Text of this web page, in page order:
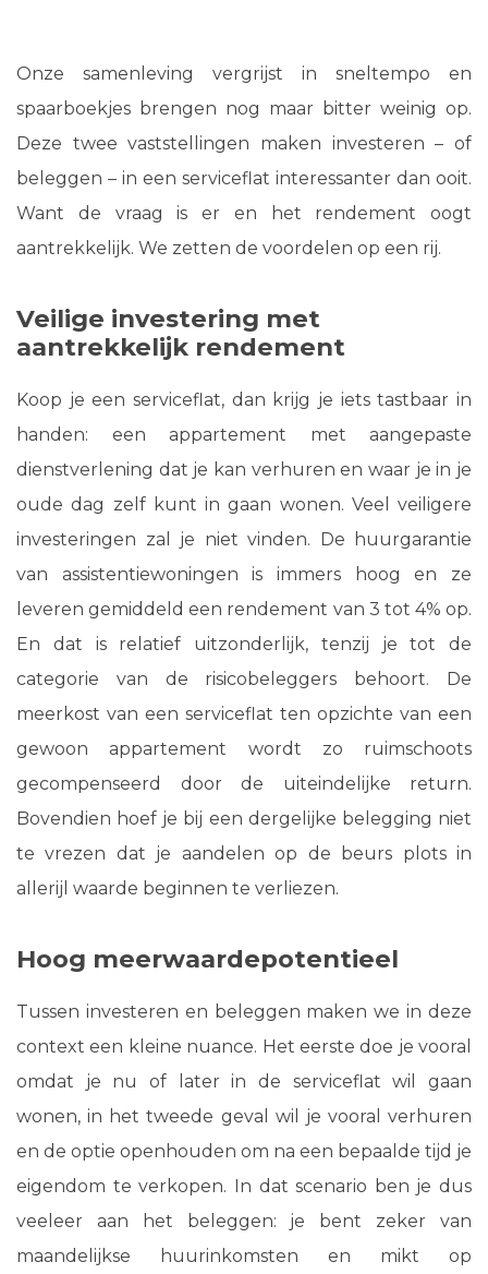
Onze samenleving vergrijst in sneltempo en
spaarboekjes brengen nog maar bitter weinig op.
Deze twee vaststellingen maken investeren – of
beleggen – in een serviceflat interessanter dan ooit.
Want de vraag is er en het rendement oogt
aantrekkelijk. We zetten de voordelen op een rij.
Veilige investering met
aantrekkelijk rendement
Koop je een serviceflat, dan krijg je iets tastbaar in
handen: een appartement met aangepaste
dienstverlening dat je kan verhuren en waar je in je
oude dag zelf kunt in gaan wonen. Veel veiligere
investeringen zal je niet vinden. De huurgarantie
van assistentiewoningen is immers hoog en ze
leveren gemiddeld een rendement van 3 tot 4% op.
En dat is relatief uitzonderlijk, tenzij je tot de
categorie van de risicobeleggers behoort. De
meerkost van een serviceflat ten opzichte van een
gewoon appartement wordt zo ruimschoots
gecompenseerd door de uiteindelijke return.
Bovendien hoef je bij een dergelijke belegging niet
te vrezen dat je aandelen op de beurs plots in
allerijl waarde beginnen te verliezen.
Hoog meerwaardepotentieel
Tussen investeren en beleggen maken we in deze
context een kleine nuance. Het eerste doe je vooral
omdat je nu of later in de serviceflat wil gaan
wonen, in het tweede geval wil je vooral verhuren
en de optie openhouden om na een bepaalde tijd je
eigendom te verkopen. In dat scenario ben je dus
veeleer aan het beleggen: je bent zeker van
maandelijkse huurinkomsten en mikt op